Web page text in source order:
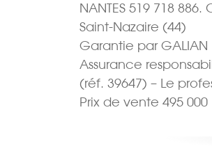
NANTES 519 718
Saint-Nazaire (44)
Garantie par GALIAN
Assurance
(réf. 39647) – Le
Prix de vente 495